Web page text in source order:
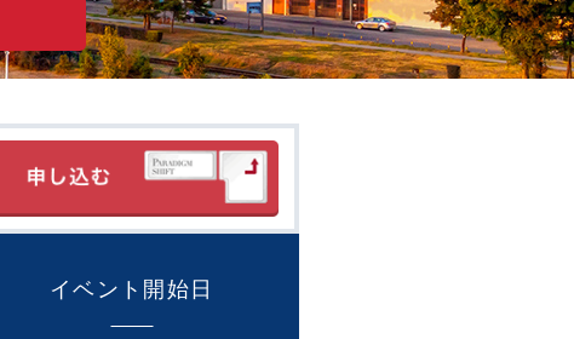
イベント開始日